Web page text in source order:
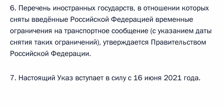
6. Перечень иностранных государств, в отношении которых
сняты введённые Российской Федерацией временные
ограничения на транспортное сообщение (с указанием даты
снятия таких ограничений), утверждается Правительством
Российской Федерации.
7. Настоящий Указ вступает в силу с 16 июня 2021 года.